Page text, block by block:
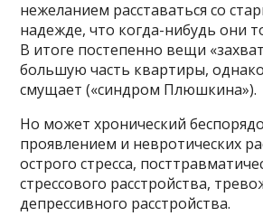
нежеланием расставаться со
надежде, что когда-нибудь они
В итоге постепенно вещи
большую часть квартиры,
смущает («синдром Плюшкина»).
Но может хронический
проявлением и невротических
острого стресса,
стрессового расстройства,
депрессивного расстройства.